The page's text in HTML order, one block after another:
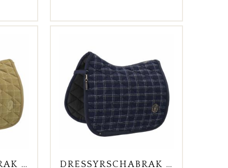
DRESSYRSCHABRAK BOUCLÉ EMBLEM HERITAGE 25/26 DARK TRUFFLE DRESSYRSCHABRAK BOUCLÉ EMBLEM HERITAGE 25/26 MARIN